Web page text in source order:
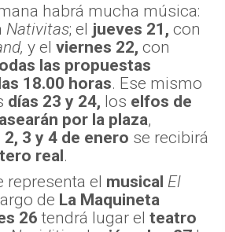
habrá mucha música:
Nativitas; el jueves 21, con
y el viernes 22, con
las propuestas
18.00 horas. Ese mismo
días 23 y 24, los elfos de
por la plaza,
2, 3 y 4 de enero se recibirá
real.
representa el musical El
de La Maquineta
26 tendrá lugar el teatro